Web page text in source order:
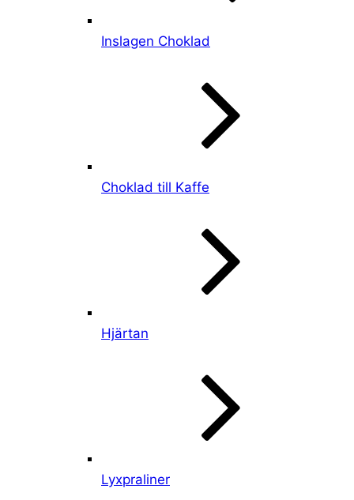
Inslagen Choklad
Choklad till Kaffe
Hjärtan
Lyxpraliner